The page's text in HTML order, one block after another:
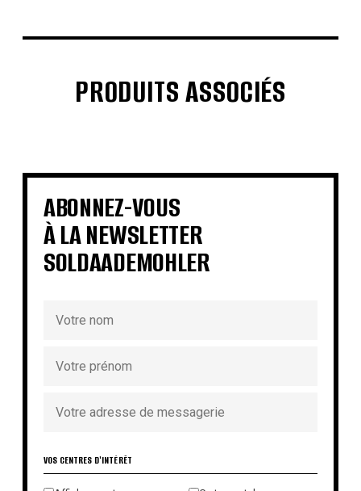
PRODUITS ASSOCIÉS
€ € €
€ € €
€ €
ABONNEZ-VOUS
À LA NEWSLETTER
SOLDAADEMOHLER
VOS CENTRES D'INTÉRÊT